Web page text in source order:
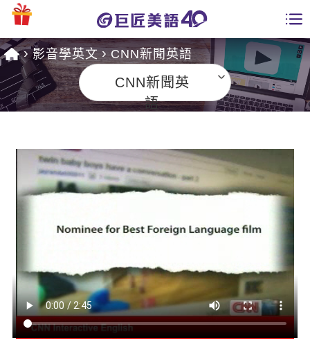
課程總覽
英文課程總表
英文會話
商用英文
英文檢定
TOEIC 多益課程
IELTS 雅思課程
能力養成
自然發音
特色課程
全國分校
多益秒學堂
影音學英文
學習分享
學員故事
校園贊助
學員專區
影音學英文 CNN新聞英語
CNN新聞英
語